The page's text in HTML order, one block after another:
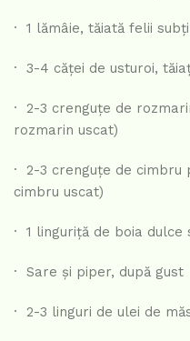
· 1 lămâie, tăiată felii
· 3-4 căței de usturoi,
· 2-3 crenguțe de
rozmarin uscat)
· 2-3 crenguțe de cimbru
cimbru uscat)
· 1 linguriță de boia dulce
· Sare și piper, după gust
· 2-3 linguri de ulei de